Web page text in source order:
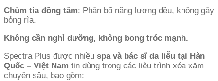
Chùm tia đồng tâm: Phân bố năng lượng đều, không gây
bỏng rìa.
Không cần nghỉ dưỡng, không bong tróc mạnh.
Spectra Plus được nhiều spa và bác sĩ da liễu tại Hàn
Quốc – Việt Nam tin dùng trong các liệu trình xóa xăm
chuyên sâu, bao gồm: